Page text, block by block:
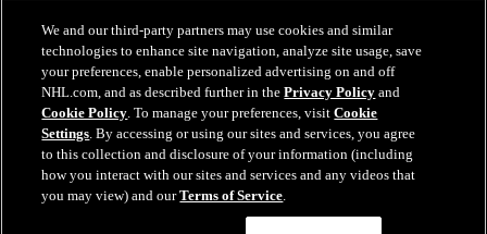
Enterprises, L.P. © LNH 2026. Tous droits réservés. Tous les
chandails d'équipe de la LNH personnalisés avec les noms des
joueurs de la LNH et leurs numéros sont officiellement sous license
de la LNH et de l'AJLNH. Le mot servant de marque Zamboni et la
configuration de la surfaceuse Zamboni sont des marques de
commerce déposées de Frank J. Zamboni & Co., Inc. © Frank J.
Zamboni & Co., Inc. 2026. Tous droits réservés. Toute autre marque
déposée ou tout droit d'auteur d'une tierce partie sont la propriété de
leurs auteurs respectifs. Tous droits réservés.
We and our third-party partners may use cookies and similar
technologies to enhance site navigation, analyze site usage, save
your preferences, enable personalized advertising on and off
NHL.com, and as described further in thePrivacy Policy and
Cookie Policy. To manage your preferences, visitCookie
Settings. By accessing or using our sites and services, you agree
to this collection and disclosure of your information (including
how you interact with our sites and services and any videos that
you may view) and ourTerms of Service.